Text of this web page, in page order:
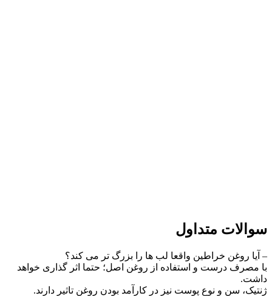
سوالات متداول
– آیا روغن خراطین واقعا لب ها را بزرگ تر می کند؟
با مصرف درست و استفاده از روغن اصل؛ حتما اثر گذاری خواهد
داشت.
ژنتیک، سن و نوع پوست نیز در کارآمد بودن روغن تاثیر دارند.